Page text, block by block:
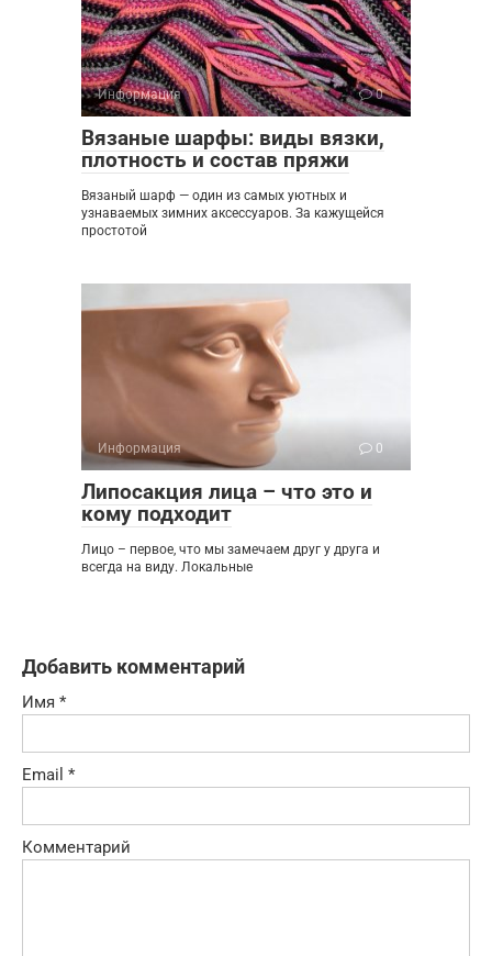
Информация 0
Вязаные шарфы: виды вязки,
плотность и состав пряжи
Вязаный шарф — один из самых уютных и
узнаваемых зимних аксессуаров. За кажущейся
простотой
Информация 0
Липосакция лица – что это и
кому подходит
Лицо – первое, что мы замечаем друг у друга и
всегда на виду. Локальные
Добавить комментарий
Имя *
Email *
Комментарий